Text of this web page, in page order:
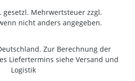
gesetzl. Mehrwertsteuer zzgl.
nicht anders angegeben.
Zur Berechnung der
Liefertermins siehe Versand und
Logistik